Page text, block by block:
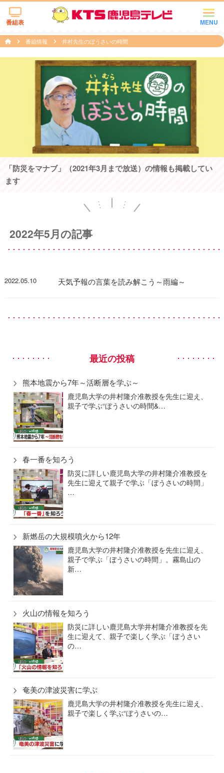
MENU
番組表
番組情報 井村先生のぼうさいの時間
「防災をマナブ」（2021年3月まで放送）の情報も掲載してい
ます
2022年5月の記事
2022.05.10 天気予報の言葉を読み解こう～雨編～
最近の投稿
熊本地震から7年～活断層を学ぶ～
鹿児島大学の井村隆介准教授を先生に迎え、
親子で学ぶ“ぼうさいの時間&…
春一番を知ろう
防災に詳しい鹿児島大学の井村隆介准教授を
先生に迎えて親子で学ぶ「ぼうさいの時間」
…
新燃岳の大規模噴火から12年
鹿児島大学の井村隆介准教授を先生に迎え、
親子で学ぶ「ぼうさいの時間」。霧島山の
新…
火山の情報を知ろう
防災に詳しい鹿児島大学井村隆介准教授を先
生に迎えて、親子で楽しく学ぶ「ぼうさい
の…
奄美の津波災害に学ぶ
鹿児島大学の井村隆介准教授を先生に迎え、
親子で楽しく学ぶ“ぼうさいの…